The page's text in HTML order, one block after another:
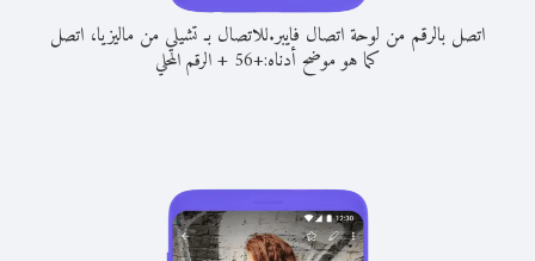
اتصل بالرقم من لوحة اتصال فايبر.للاتصال بـ تشيلي من ماليزيا، اتصل
كما هو موضح أدناه:+
56
+الرقم المحلي